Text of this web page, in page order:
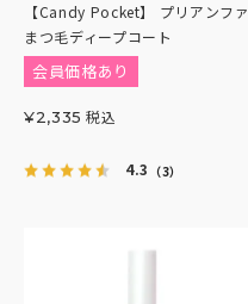
【Candy Pocket】 プリアンファ
まつ毛ディープコート
会員価格あり
¥2,335 税込
4.3 （3）